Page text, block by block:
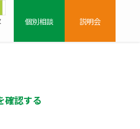
個別相談
説明会
確認する